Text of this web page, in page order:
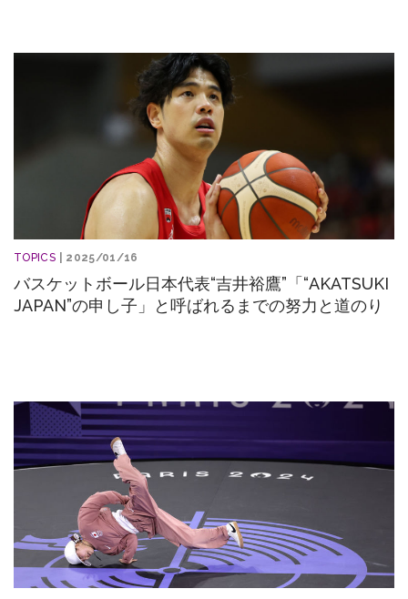
TOPICS | 2025/01/16
バスケットボール日本代表“吉井裕鷹”「“AKATSUKI
JAPAN”の申し子」と呼ばれるまでの努力と道のり